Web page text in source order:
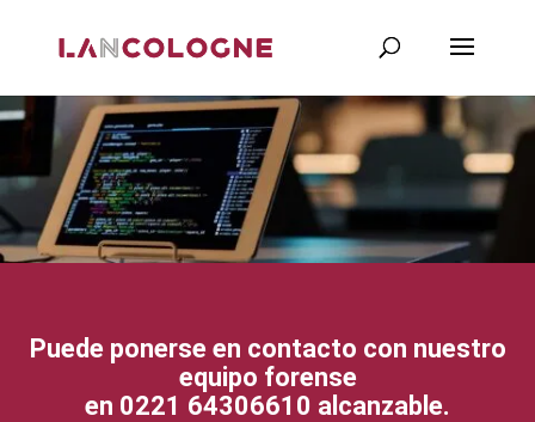
Puede ponerse en contacto con nuestro
equipo forense
en 0221 64306610 alcanzable.